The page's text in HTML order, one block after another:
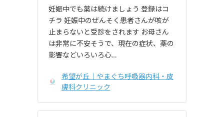
妊娠中でも薬は続けましょう 登録はコ
チラ 妊娠中のぜんそく患者さんが咳が
止まらないと受診をされます お母さん
は非常に不安そうで、現在の症状、薬の
影響などいろいろ心…
希望が丘｜やまぐち呼吸器内科・皮
膚科クリニック